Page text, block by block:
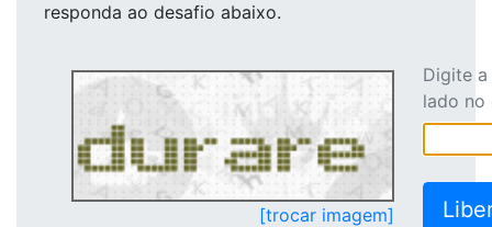
responda ao desafio abaixo.
[trocar imagem]
Digite
lado no